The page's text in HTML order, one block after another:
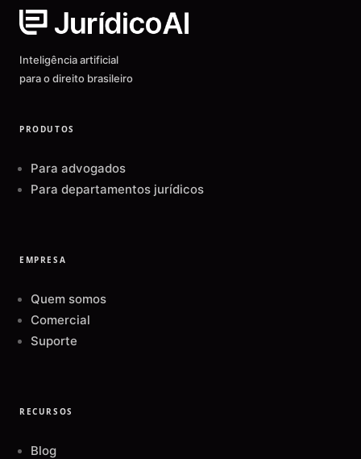
Inteligência artificial
para o direito brasileiro
PRODUTOS
Para advogados
Para departamentos jurídicos
EMPRESA
Quem somos
Comercial
Suporte
RECURSOS
Blog